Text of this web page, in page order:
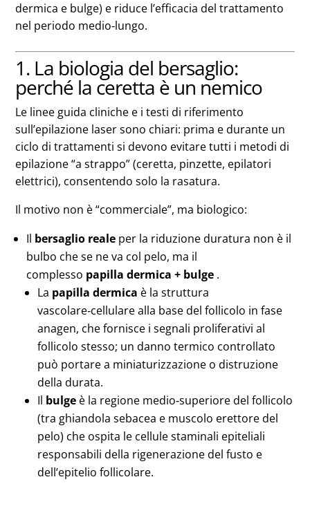
dermica e bulge) e riduce l’efficacia del trattamento
nel periodo medio‑lungo.
1. La biologia del bersaglio:
perché la ceretta è un nemico
Le linee guida cliniche e i testi di riferimento
sull’epilazione laser sono chiari: prima e durante un
ciclo di trattamenti si devono evitare tutti i metodi di
epilazione “a strappo” (ceretta, pinzette, epilatori
elettrici), consentendo solo la rasatura.
Il motivo non è “commerciale”, ma biologico:
Il bersaglio reale per la riduzione duratura non è il
bulbo che se ne va col pelo, ma il
complesso papilla dermica + bulge .
La papilla dermica è la struttura
vascolare‑cellulare alla base del follicolo in fase
anagen, che fornisce i segnali proliferativi al
follicolo stesso; un danno termico controllato
può portare a miniaturizzazione o distruzione
della durata.
Il bulge è la regione medio‑superiore del follicolo
(tra ghiandola sebacea e muscolo erettore del
pelo) che ospita le cellule staminali epiteliali
responsabili della rigenerazione del fusto e
dell’epitelio follicolare.